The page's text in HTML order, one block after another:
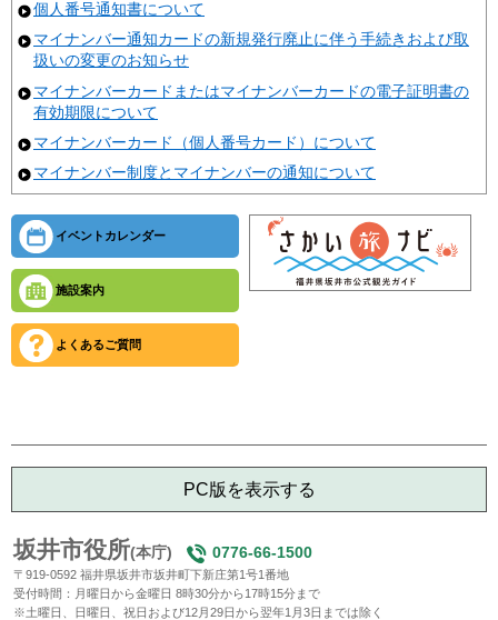
個人番号通知書について
マイナンバー通知カードの新規発行廃止に伴う手続きおよび取
扱いの変更のお知らせ
マイナンバーカードまたはマイナンバーカードの電子証明書の
有効期限について
マイナンバーカード（個人番号カード）について
マイナンバー制度とマイナンバーの通知について
イベントカレンダー
施設案内
よくあるご質問
PC版を表示する
坂井市役所(本庁) 0776-66-1500
〒919-0592 福井県坂井市坂井町下新庄第1号1番地
受付時間：月曜日から金曜日 8時30分から17時15分まで
※土曜日、日曜日、祝日および12月29日から翌年1月3日までは除く